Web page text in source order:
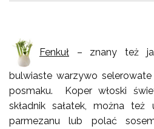
Fenkuł – znany też
bulwiaste warzywo
posmaku. Koper włoski
składnik sałatek, można
parmezanu lub polać